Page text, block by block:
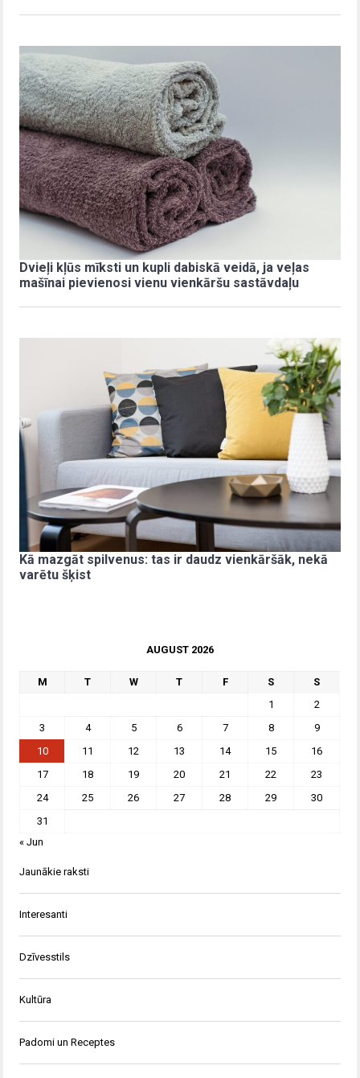
Dvieļi kļūs mīksti un kupli dabiskā veidā, ja veļas
mašīnai pievienosi vienu vienkāršu sastāvdaļu
Kā mazgāt spilvenus: tas ir daudz vienkāršāk, nekā
varētu šķist
AUGUST 2026
M T W T F S
S
1
2
3
4 5 6 7 8
9
10
11 12 13 14 15
16
17
18 19 20 21 22
23
24
25 26 27 28 29
30
31
« Jun
Jaunākie raksti
Interesanti
Dzīvesstils
Kultūra
Padomi un Receptes